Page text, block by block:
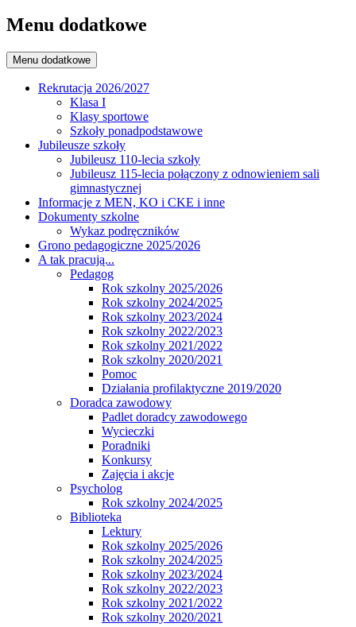
Menu dodatkowe
Menu dodatkowe
Rekrutacja 2026/2027
Klasa I
Klasy sportowe
Szkoły ponadpodstawowe
Jubileusze szkoły
Jubileusz 110-lecia szkoły
Jubileusz 115-lecia połączony z odnowieniem sali
gimnastycznej
Informacje z MEN, KO i CKE i inne
Dokumenty szkolne
Wykaz podręczników
Grono pedagogiczne 2025/2026
A tak pracują...
Pedagog
Rok szkolny 2025/2026
Rok szkolny 2024/2025
Rok szkolny 2023/2024
Rok szkolny 2022/2023
Rok szkolny 2021/2022
Rok szkolny 2020/2021
Pomoc
Działania profilaktyczne 2019/2020
Doradca zawodowy
Padlet doradcy zawodowego
Wycieczki
Poradniki
Konkursy
Zajęcia i akcje
Psycholog
Rok szkolny 2024/2025
Biblioteka
Lektury
Rok szkolny 2025/2026
Rok szkolny 2024/2025
Rok szkolny 2023/2024
Rok szkolny 2022/2023
Rok szkolny 2021/2022
Rok szkolny 2020/2021